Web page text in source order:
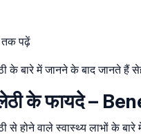
पढ़ें
के बारे में जानने के बाद जानते हैं
के फायदे –
से होने वाले स्वास्थ्य लाभों के बारे